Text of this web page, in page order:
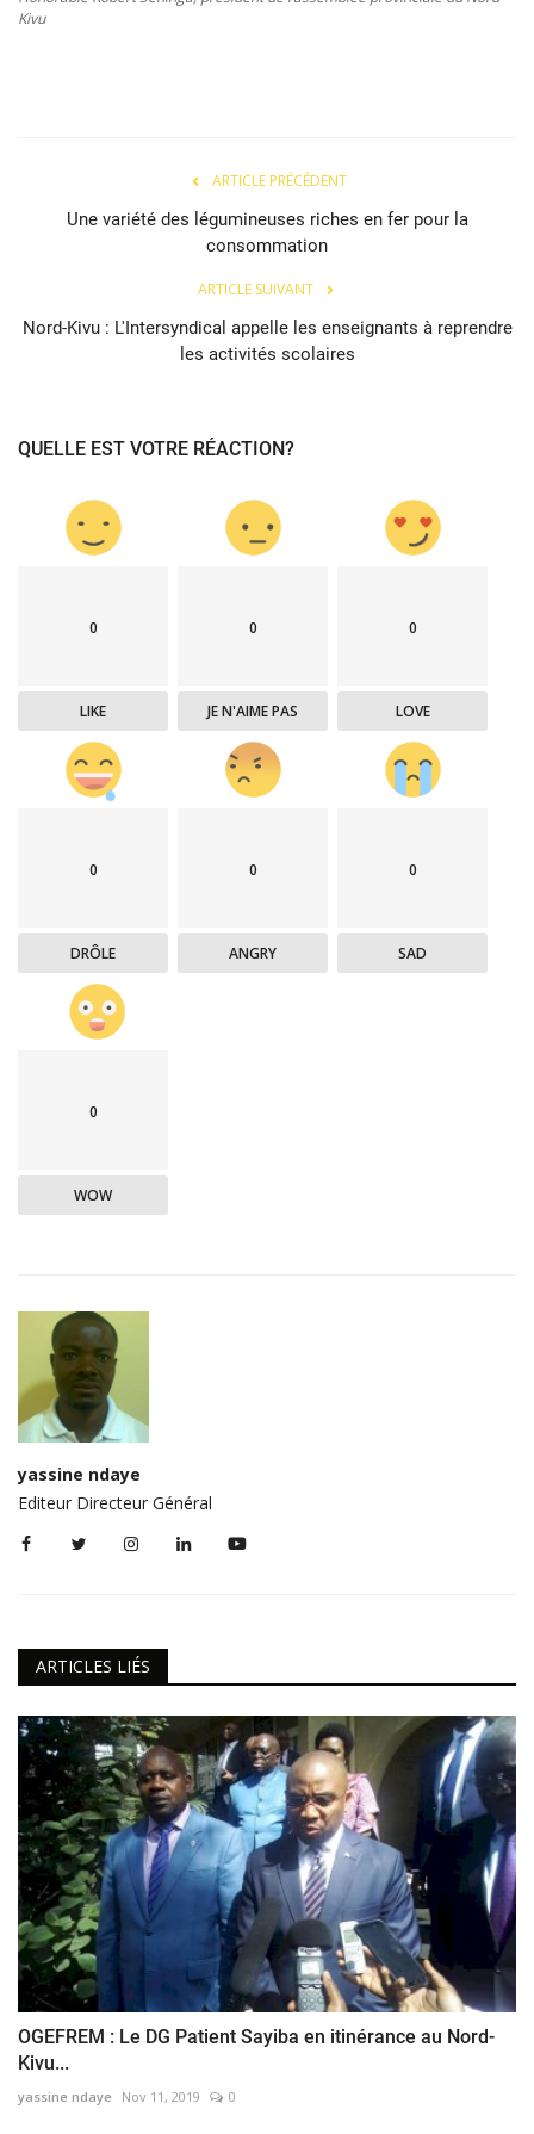
Kivu
ARTICLE PRÉCÉDENT
Une variété des légumineuses riches en fer pour la
consommation
ARTICLE SUIVANT
Nord-Kivu : L'Intersyndical appelle les enseignants à reprendre
les activités scolaires
QUELLE EST VOTRE RÉACTION?
0
LIKE
0
JE N'AIME PAS
0
LOVE
0
DRÔLE
0
ANGRY
0
SAD
0
WOW
yassine ndaye
Editeur Directeur Général
ARTICLES LIÉS
OGEFREM : Le DG Patient Sayiba en itinérance au Nord-
Kivu...
yassine ndaye Nov 11, 2019 0